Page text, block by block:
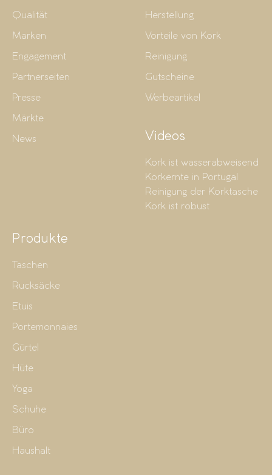
Qualität
Marken
Engagement
Partnerseiten
Presse
Märkte
News
Herstellung
Vorteile von Kork
Reinigung
Gutscheine
Werbeartikel
Videos
Kork ist wasserabweisend
Korkernte in Portugal
Reinigung der Korktasche
Kork ist robust
Produkte
Taschen
Rucksäcke
Etuis
Portemonnaies
Gürtel
Hüte
Yoga
Schuhe
Büro
Haushalt